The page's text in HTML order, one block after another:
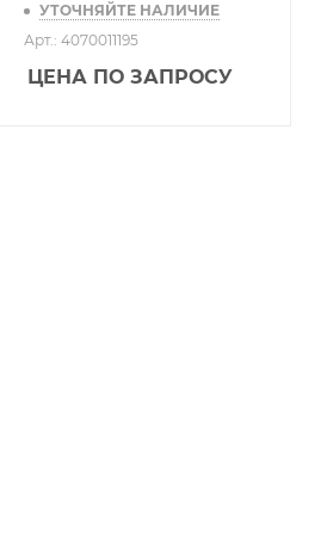
УТОЧНЯЙТЕ НАЛИЧИЕ
Арт.: 4070011195
ЦЕНА ПО ЗАПРОСУ